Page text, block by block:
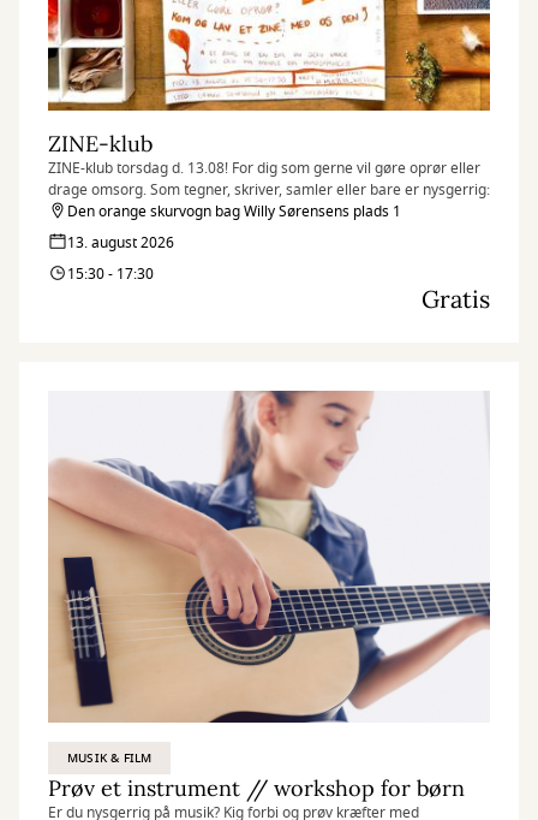
ZINE-klub
ZINE-klub torsdag d. 13.08! For dig som gerne vil gøre oprør eller
drage omsorg. Som tegner, skriver, samler eller bare er nysgerrig:
Den orange skurvogn bag Willy Sørensens plads 1
13. august 2026
15:30 - 17:30
Gratis
MUSIK & FILM
Prøv et instrument // workshop for børn
Er du nysgerrig på musik? Kig forbi og prøv kræfter med